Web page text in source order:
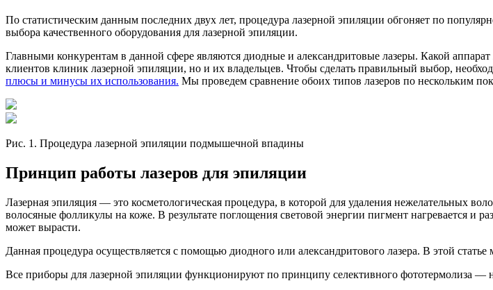
По статистическим данным последних двух лет, процедура лазерной эпиляции обгоняет по
выбора качественного оборудования для лазерной эпиляции.
Главными конкурентам в данной сфере являются диодные и александритовые лазеры. Какой
клиентов клиник лазерной эпиляции, но и их владельцев. Чтобы сделать правильный выбор,
плюсы и минусы их использования. Мы проведем сравнение обоих типов лазеров по нескольким
Рис. 1. Процедура лазерной эпиляции подмышечной впадины
Принцип работы лазеров для эпиляции
Лазерная эпиляция — это косметологическая процедура, в которой для удаления нежелательных
волосяные фолликулы на коже. В результате поглощения световой энергии пигмент нагревается
может вырасти.
Данная процедура осуществляется с помощью диодного или александритового лазера. В этой
Все приборы для лазерной эпиляции функционируют по принципу селективного фототермолиза —